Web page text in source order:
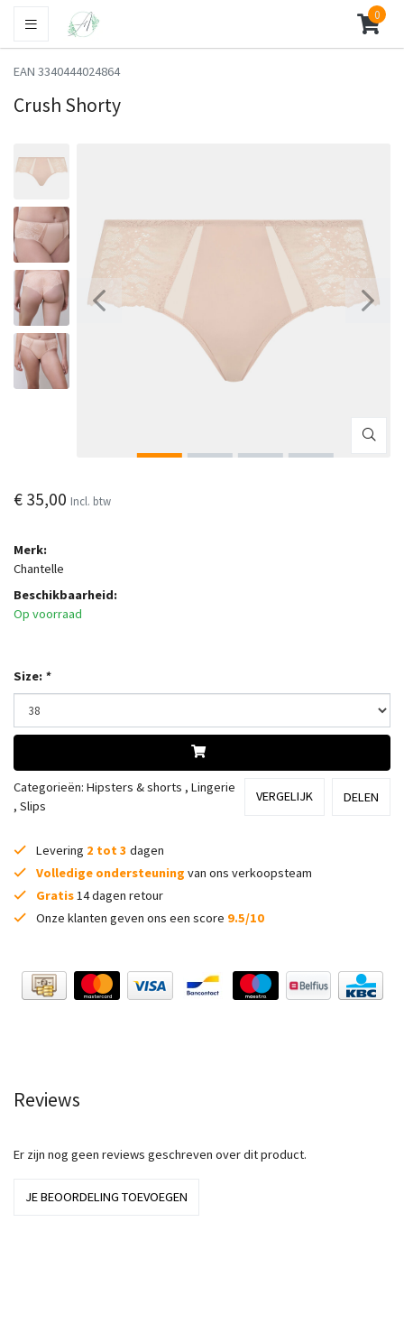
0
EAN 3340444024864
Crush Shorty
€ 35,00 Incl. btw
Merk:
Chantelle
Beschikbaarheid:
Op voorraad
Size: *
Categorieën: Hipsters & shorts , Lingerie
, Slips
VERGELIJK DELEN
Levering 2 tot 3 dagen
Volledige ondersteuning van ons verkoopsteam
Gratis14 dagen retour
Onze klanten geven ons een score 9.5/10
Reviews
Er zijn nog geen reviews geschreven over dit product.
JE BEOORDELING TOEVOEGEN